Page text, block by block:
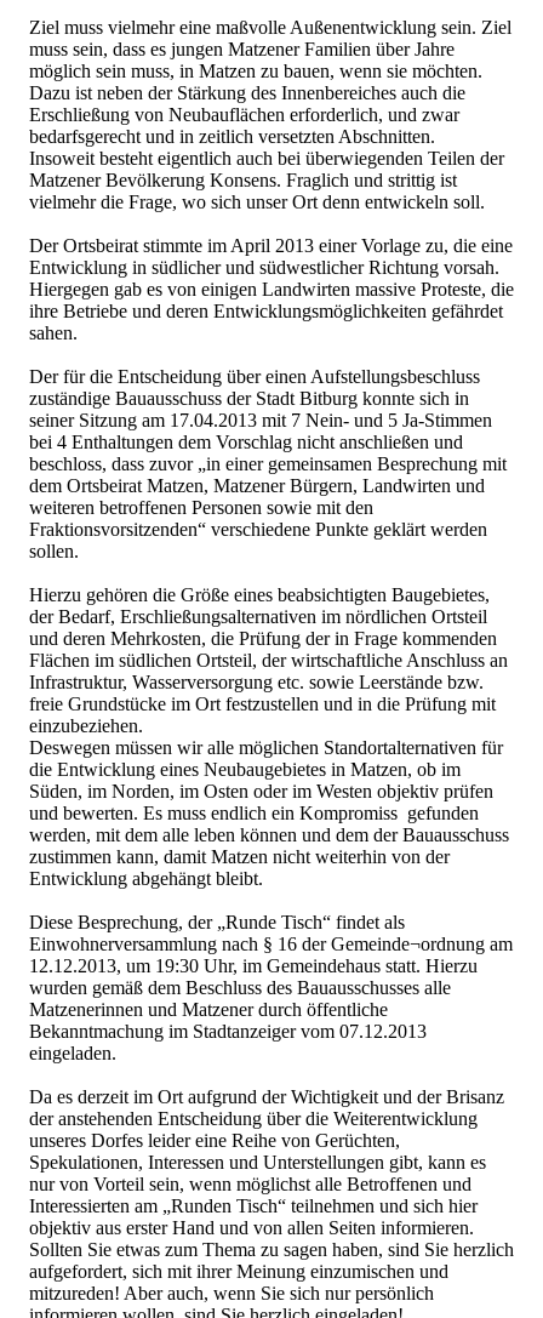
Ziel muss vielmehr eine maßvolle Außenentwicklung sein. Ziel
muss sein, dass es jungen Matzener Familien über Jahre
möglich sein muss, in Matzen zu bauen, wenn sie möchten.
Dazu ist neben der Stärkung des Innenbereiches auch die
Erschließung von Neubauflächen erforderlich, und zwar
bedarfsgerecht und in zeitlich versetzten Abschnitten.
Insoweit besteht eigentlich auch bei überwiegenden Teilen der
Matzener Bevölkerung Konsens. Fraglich und strittig ist
vielmehr die Frage, wo sich unser Ort denn entwickeln soll.
Der Ortsbeirat stimmte im April 2013 einer Vorlage zu, die eine
Entwicklung in südlicher und südwestlicher Richtung vorsah.
Hiergegen gab es von einigen Landwirten massive Proteste, die
ihre Betriebe und deren Entwicklungsmöglichkeiten gefährdet
sahen.
Der für die Entscheidung über einen Aufstellungsbeschluss
zuständige Bauausschuss der Stadt Bitburg konnte sich in
seiner Sitzung am 17.04.2013 mit 7 Nein- und 5 Ja-Stimmen
bei 4 Enthaltungen dem Vorschlag nicht anschließen und
beschloss, dass zuvor „in einer gemeinsamen Besprechung mit
dem Ortsbeirat Matzen, Matzener Bürgern, Landwirten und
weiteren betroffenen Personen sowie mit den
Fraktionsvorsitzenden“ verschiedene Punkte geklärt werden
sollen.
Hierzu gehören die Größe eines beabsichtigten Baugebietes,
der Bedarf, Erschließungsalternativen im nördlichen Ortsteil
und deren Mehrkosten, die Prüfung der in Frage kommenden
Flächen im südlichen Ortsteil, der wirtschaftliche Anschluss an
Infrastruktur, Wasserversorgung etc. sowie Leerstände bzw.
freie Grundstücke im Ort festzustellen und in die Prüfung mit
einzubeziehen.
Deswegen müssen wir alle möglichen Standortalternativen für
die Entwicklung eines Neubaugebietes in Matzen, ob im
Süden, im Norden, im Osten oder im Westen objektiv prüfen
und bewerten. Es muss endlich ein Kompromiss gefunden
werden, mit dem alle leben können und dem der Bauausschuss
zustimmen kann, damit Matzen nicht weiterhin von der
Entwicklung abgehängt bleibt.
Diese Besprechung, der „Runde Tisch“ findet als
Einwohnerversammlung nach § 16 der Gemeinde¬ordnung am
12.12.2013, um 19:30 Uhr, im Gemeindehaus statt. Hierzu
wurden gemäß dem Beschluss des Bauausschusses alle
Matzenerinnen und Matzener durch öffentliche
Bekanntmachung im Stadtanzeiger vom 07.12.2013
eingeladen.
Da es derzeit im Ort aufgrund der Wichtigkeit und der Brisanz
der anstehenden Entscheidung über die Weiterentwicklung
unseres Dorfes leider eine Reihe von Gerüchten,
Spekulationen, Interessen und Unterstellungen gibt, kann es
nur von Vorteil sein, wenn möglichst alle Betroffenen und
Interessierten am „Runden Tisch“ teilnehmen und sich hier
objektiv aus erster Hand und von allen Seiten informieren.
Sollten Sie etwas zum Thema zu sagen haben, sind Sie herzlich
aufgefordert, sich mit ihrer Meinung einzumischen und
mitzureden! Aber auch, wenn Sie sich nur persönlich